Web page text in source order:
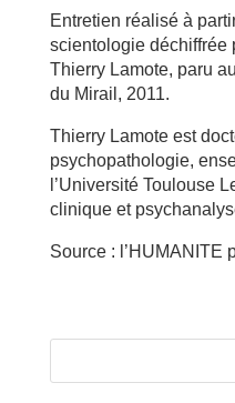
Entretien réalisé à
scientologie déchiffrée
Thierry Lamote, paru
du Mirail, 2011.
Thierry Lamote est
psychopathologie,
l’Université Toulouse
clinique et
Source : l’HUMANITE